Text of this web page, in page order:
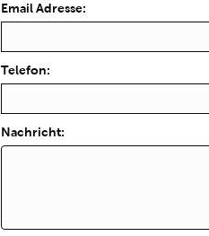
Email Adresse:
Telefon:
Nachricht: